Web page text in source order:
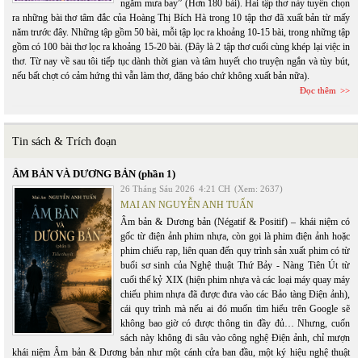
ngắm mưa bay” (Hơn 180 bài). Hai tập thơ này tuyển chọn
ra những bài thơ tâm đắc của Hoàng Thị Bích Hà trong 10 tập thơ đã xuất bản từ mấy
năm trước đây. Những tập gồm 50 bài, mỗi tập lọc ra khoảng 10-15 bài, trong những tập
gồm có 100 bài thơ lọc ra khoảng 15-20 bài. (Đây là 2 tập thơ cuối cùng khép lại việc in
thơ. Từ nay về sau tôi tiếp tục dành thời gian và tâm huyết cho truyện ngắn và tùy bút,
nếu bất chợt có cảm hứng thì vẫn làm thơ, đăng báo chứ không xuất bản nữa).
Đọc thêm
Tin sách & Trích đoạn
ÂM BẢN VÀ DƯƠNG BẢN (phần 1)
26 Tháng Sáu 2026 4:21 CH (Xem: 2637)
MAI AN NGUYỄN ANH TUẤN
Âm bản & Dương bản (Négatif & Positif) – khái niệm có
gốc từ điện ảnh phim nhựa, còn gọi là phim điện ảnh hoặc
phim chiếu rạp, liên quan đến quy trình sản xuất phim có từ
buổi sơ sinh của Nghệ thuật Thứ Bảy - Nàng Tiên Út từ
cuối thế kỷ XIX (hiện phim nhựa và các loại máy quay máy
chiếu phim nhựa đã được đưa vào các Bảo tàng Điện ảnh),
cái quy trình mà nếu ai đó muốn tìm hiểu trên Google sẽ
không bao giờ có được thông tin đầy đủ… Nhưng, cuốn
sách này không đi sâu vào công nghệ Điện ảnh, chỉ mượn
khái niệm Âm bản & Dương bản như một cánh cửa ban đầu, một ký hiệu nghệ thuật